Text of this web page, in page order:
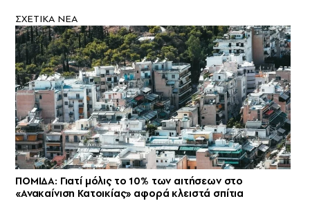
ΣXETIKA NEA
ΠΟΜΙΔΑ: Γιατί μόλις το 10% των αιτήσεων στο
«Ανακαίνιση Κατοικίας» αφορά κλειστά σπίτια